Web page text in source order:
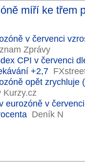
míří ke třem
v červenci
Zprávy
CPI v červenci
+2,7
opět zrychluje
Kurzy.cz
eurozóně v
Deník N